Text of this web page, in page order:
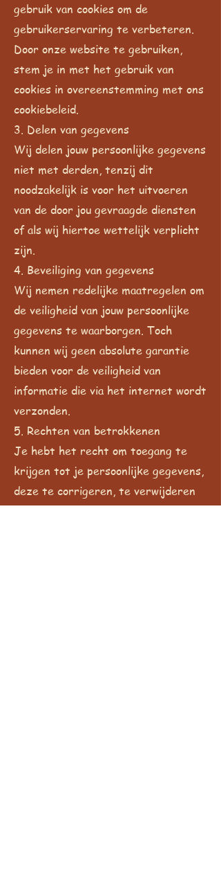
gebruik van cookies om de
gebruikerservaring te verbeteren.
Door onze website te gebruiken,
stem je in met het gebruik van
cookies in overeenstemming met ons
cookiebeleid.
3. Delen van gegevens
Wij delen jouw persoonlijke gegevens
niet met derden, tenzij dit
noodzakelijk is voor het uitvoeren
van de door jou gevraagde diensten
of als wij hiertoe wettelijk verplicht
zijn.
4. Beveiliging van gegevens
Wij nemen redelijke maatregelen om
de veiligheid van jouw persoonlijke
gegevens te waarborgen. Toch
kunnen wij geen absolute garantie
bieden voor de veiligheid van
informatie die via het internet wordt
verzonden.
5. Rechten van betrokkenen
Je hebt het recht om toegang te
krijgen tot je persoonlijke gegevens,
deze te corrigeren, te verwijderen